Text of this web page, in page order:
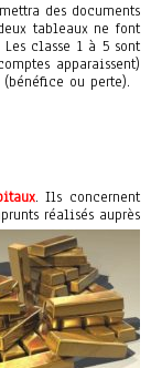
des documents
tableaux ne font
classe 1 à 5 sont
apparaissent)
ou perte).
. Ils concernent
réalisés auprès